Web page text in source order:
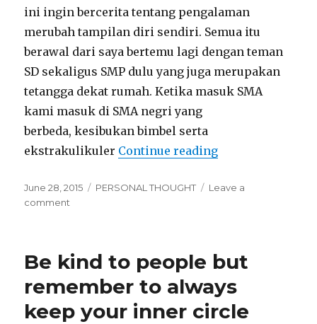
ini ingin bercerita tentang pengalaman
merubah tampilan diri sendiri. Semua itu
berawal dari saya bertemu lagi dengan teman
SD sekaligus SMP dulu yang juga merupakan
tetangga dekat rumah. Ketika masuk SMA
kami masuk di SMA negri yang
berbeda, kesibukan bimbel serta
ekstrakulikuler Continue reading“Growing Up
Posted
on
June 28, 2015 Categories
PERSONAL THOUGHT
Leave a
comment
Make
myself
Be kind to people but
remember to always
keep your inner circle